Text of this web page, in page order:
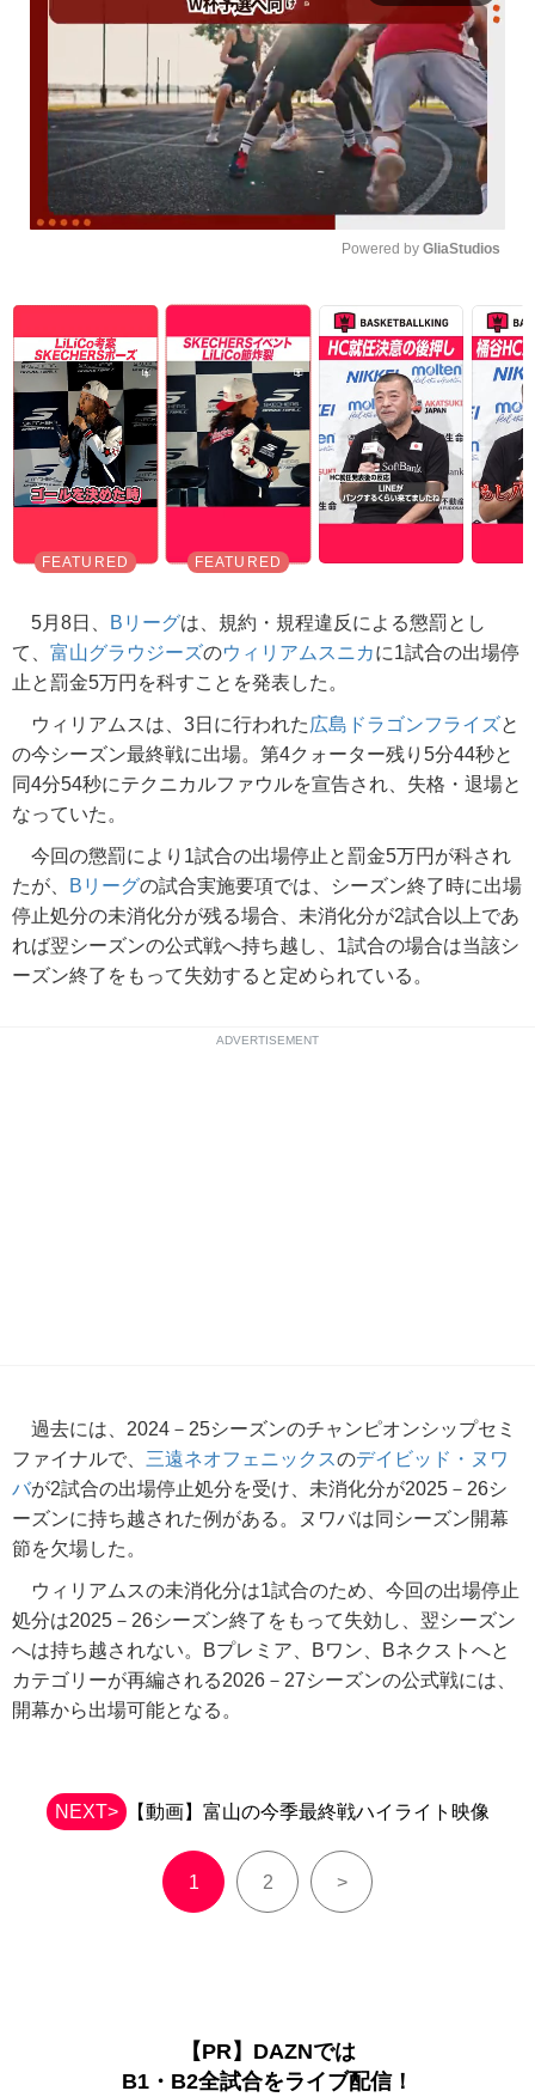
Powered by GliaStudios
5月8日、 Bリーグは、規約・規程違反による懲罰とし
て、 富山グラウジーズのウィリアムスニカに1試合の出場停
止と罰金5万円を科すことを発表した。
ウィリアムスは、3日に行われた 広島ドラゴンフライズと
の今シーズン最終戦に出場。第4クォーター残り5分44秒と
同4分54秒にテクニカルファウルを宣告され、失格・退場と
なっていた。
今回の懲罰により1試合の出場停止と罰金5万円が科され
たが、
Bリーグの試合実施要項では、シーズン終了時に出場
停止処分の未消化分が残る場合、未消化分が2試合以上であ
れば翌シーズンの公式戦へ持ち越し、1試合の場合は当該シ
ーズン終了をもって失効すると定められている。
ADVERTISEMENT
過去には、2024－25シーズンのチャンピオンシップセミ
ファイナルで、 三遠ネオフェニックスのデイビッド・ヌワ
バが2試合の出場停止処分を受け、未消化分が2025－26シ
ーズンに持ち越された例がある。ヌワバは同シーズン開幕
節を欠場した。
ウィリアムスの未消化分は1試合のため、今回の出場停止
処分は2025－26シーズン終了をもって失効し、翌シーズン
へは持ち越されない。Bプレミア、Bワン、Bネクストへと
カテゴリーが再編される2026－27シーズンの公式戦には、
開幕から出場可能となる。
NEXT> 【動画】富山の今季最終戦ハイライト映像
1 2 >
【PR】DAZNでは
B1・B2全試合をライブ配信！